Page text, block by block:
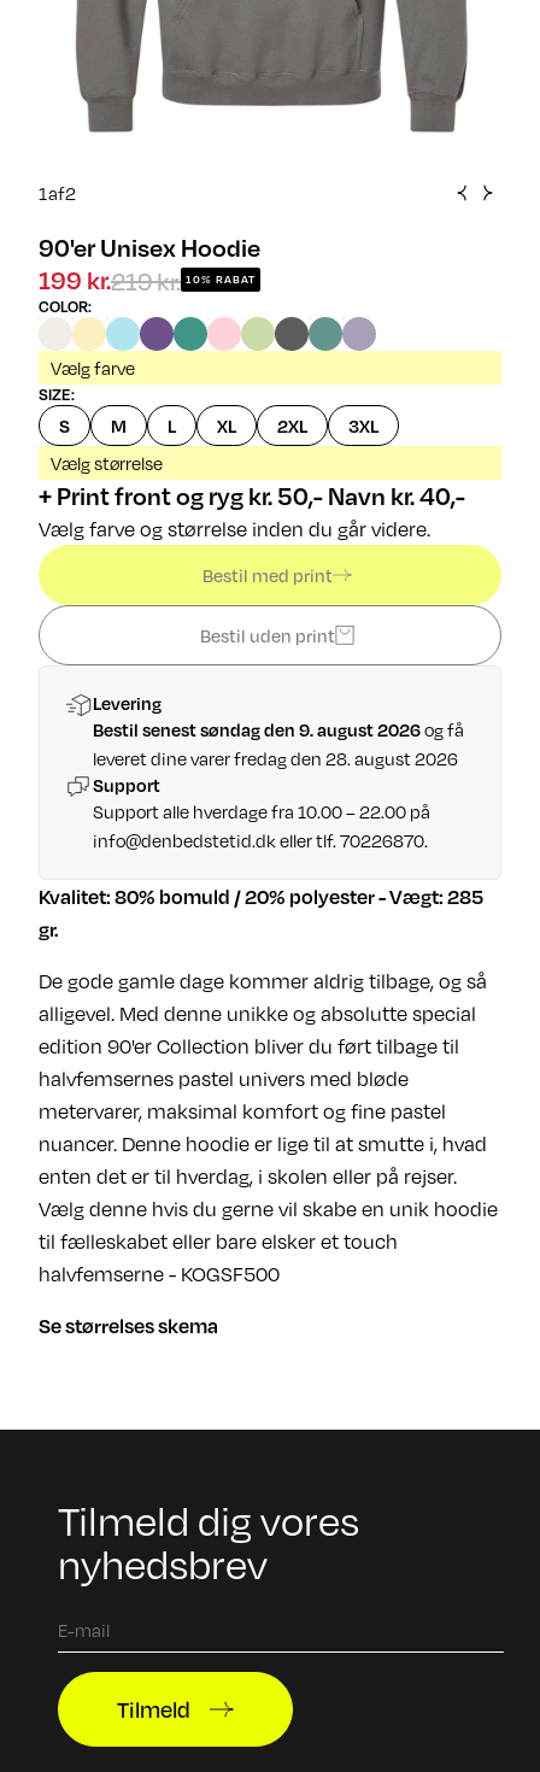
1af2
90'er Unisex Hoodie
199 kr.219 kr. 10% RABAT
COLOR:
Vælg farve
SIZE:
S M L XL 2XL 3XL
Vælg størrelse
+ Print front og ryg kr. 50,- Navn kr. 40,-
Vælg farve og størrelse inden du går videre.
Bestil med print
Bestil uden print
Levering
Bestil senest søndag den 9. august 2026og få
leveret dine varer fredag den 28. august 2026
Support
Support alle hverdage fra 10.00 – 22.00 på
info@denbedstetid.dk eller tlf. 70226870.
Kvalitet: 80% bomuld / 20% polyester - Vægt: 285
gr.
De gode gamle dage kommer aldrig tilbage, og så
alligevel. Med denne unikke og absolutte special
edition 90'er Collection bliver du ført tilbage til
halvfemsernes pastel univers med bløde
metervarer, maksimal komfort og fine pastel
nuancer. Denne hoodie er lige til at smutte i, hvad
enten det er til hverdag, i skolen eller på rejser.
Vælg denne hvis du gerne vil skabe en unik hoodie
til fælleskabet eller bare elsker et touch
halvfemserne - KOGSF500
Se størrelses skema
Tilmeld dig vores
nyhedsbrev
Tilmeld